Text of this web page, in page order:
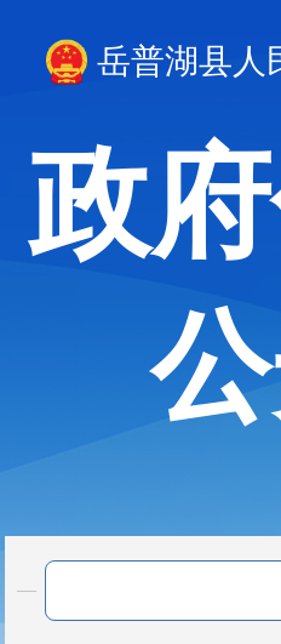
岳普湖县人
政